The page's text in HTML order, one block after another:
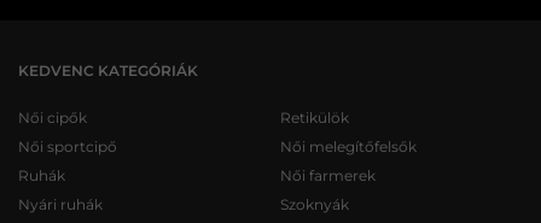
KEDVENC KATEGÓRIÁK
Női cipők
Női sportcipő
Ruhák
Nyári ruhák
Retikülök
Női melegítőfelsők
Női farmerek
Szoknyák